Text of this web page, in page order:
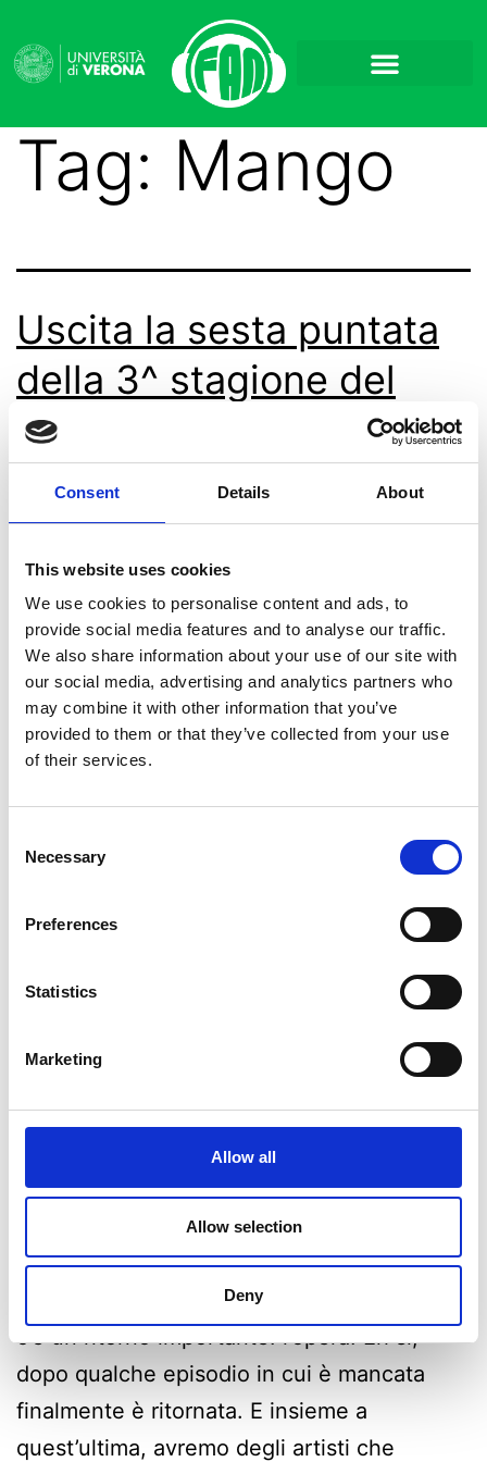
Consent Details About
This website uses cookies
We use cookies to personalise content and ads, to
provide social media features and to analyse our traffic.
We also share information about your use of our site with
our social media, advertising and analytics partners who
may combine it with other information that you’ve
provided to them or that they’ve collected from your use
of their services.
Selection
Necessary
Preferences
Statistics
Marketing
Allow all
Allow selection
Deny
Tag: Mango
Uscita la sesta puntata
della 3^ stagione del
podcast “Quintetto
Melodico”
Perché Sanremo è Sanremo! Amici e
amiche di FAN, dopo la settimana santa
sanremense torniamo con i nostri classici
percorsi nella musica! Nell’episodio di oggi
c’è un ritorno importante: l’opera! Eh sì,
dopo qualche episodio in cui è mancata
finalmente è ritornata. E insieme a
quest’ultima, avremo degli artisti che